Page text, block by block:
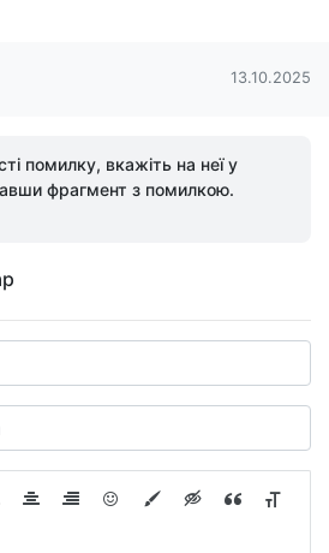
13.10.2025
помилку, вкажіть на неї у
фрагмент з помилкою.